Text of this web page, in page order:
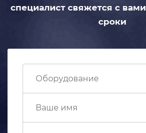
специалист свяжется с вами
сроки